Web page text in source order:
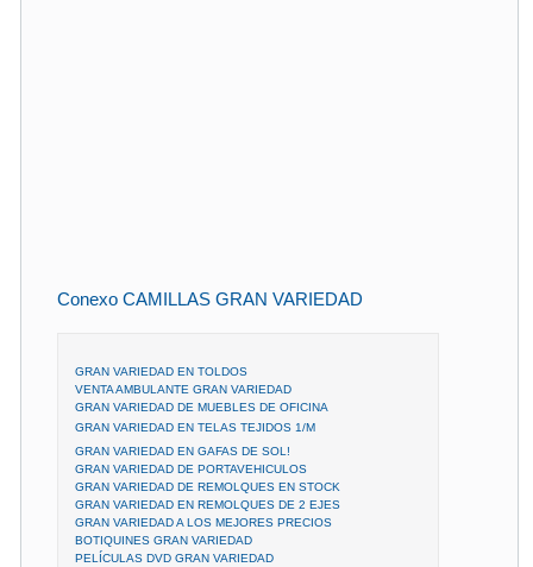
Conexo CAMILLAS GRAN VARIEDAD
GRAN VARIEDAD EN TOLDOS
VENTA AMBULANTE GRAN VARIEDAD
GRAN VARIEDAD DE MUEBLES DE OFICINA
GRAN VARIEDAD EN TELAS TEJIDOS 1/M
GRAN VARIEDAD EN GAFAS DE SOL!
GRAN VARIEDAD DE PORTAVEHICULOS
GRAN VARIEDAD DE REMOLQUES EN STOCK
GRAN VARIEDAD EN REMOLQUES DE 2 EJES
GRAN VARIEDAD A LOS MEJORES PRECIOS
BOTIQUINES GRAN VARIEDAD
PELÍCULAS DVD GRAN VARIEDAD